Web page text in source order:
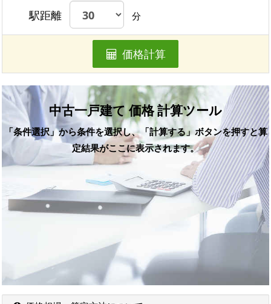
駅距離 分
価格計算
中古一戸建て 価格 計算ツール
「条件選択」から条件を選択し、「計算する」ボタンを押すと算
定結果がここに表示されます。